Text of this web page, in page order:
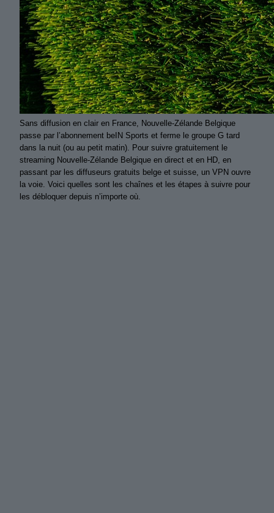
Sans diffusion en clair en France, Nouvelle-Zélande Belgique
passe par l’abonnement beIN Sports et ferme le groupe G tard
dans la nuit (ou au petit matin). Pour suivre gratuitement le
streaming Nouvelle-Zélande Belgique en direct et en HD, en
passant par les diffuseurs gratuits belge et suisse, un VPN ouvre
la voie. Voici quelles sont les chaînes et les étapes à suivre pour
les débloquer depuis n’importe où.